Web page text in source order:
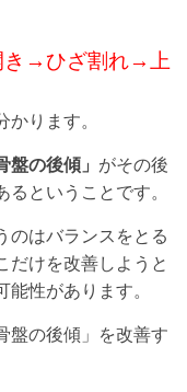
き→ひざ割れ→上
ります。
盤の後傾」 がその後
ということです。
のはバランスをとる
だけを改善しようと
性があります。
盤の後傾」を改善す